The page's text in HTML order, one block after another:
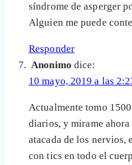
síndrome de asperger
Alguien me puede
Responder
Anonimo dice:
10 mayo, 2019 a las
Actualmente tomo
diarios, y mirame
atacada de los nervios,
con tics en todo el